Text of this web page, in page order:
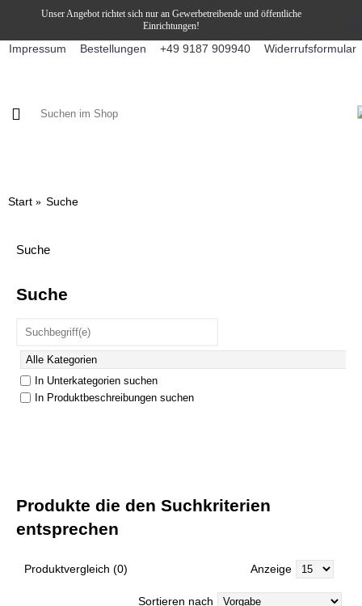
Unser Angebot richtet sich nur an Gewerbetreibende und öffentliche
Einrichtungen!
Impressum Bestellungen +49 9187 909940 Widerrufsformular
Start Suche
Suche
Suche
In Unterkategorien suchen
In Produktbeschreibungen suchen
Produkte die den Suchkriterien
entsprechen
Produktvergleich (0) Anzeige
Sortieren nach